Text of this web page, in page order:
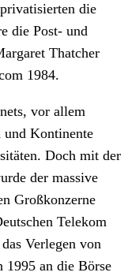
die
die Post- und
Thatcher
1984.
vor allem
und Kontinente
Doch mit der
der massive
Großkonzerne
Telekom
Verlegen von
1995 an die Börse